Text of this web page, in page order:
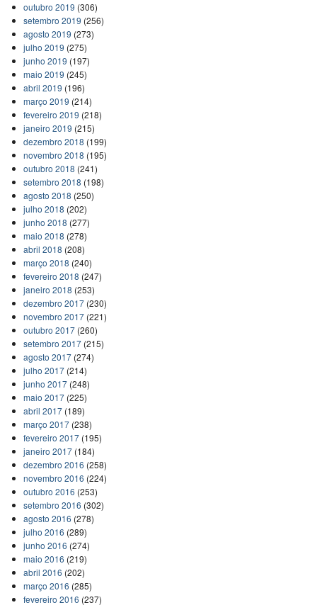
outubro 2019 (306)
setembro 2019 (256)
agosto 2019 (273)
julho 2019 (275)
junho 2019 (197)
maio 2019 (245)
abril 2019 (196)
março 2019 (214)
fevereiro 2019 (218)
janeiro 2019 (215)
dezembro 2018 (199)
novembro 2018 (195)
outubro 2018 (241)
setembro 2018 (198)
agosto 2018 (250)
julho 2018 (202)
junho 2018 (277)
maio 2018 (278)
abril 2018 (208)
março 2018 (240)
fevereiro 2018 (247)
janeiro 2018 (253)
dezembro 2017(230)
novembro 2017(221)
outubro 2017(260)
setembro 2017(215)
agosto 2017(274)
julho 2017(214)
junho 2017(248)
maio 2017(225)
abril 2017(189)
março 2017(238)
fevereiro 2017(195)
janeiro 2017(184)
dezembro 2016 (258)
novembro 2016 (224)
outubro 2016 (253)
setembro 2016 (302)
agosto 2016 (278)
julho 2016 (289)
junho 2016 (274)
maio 2016 (219)
abril 2016 (202)
março 2016 (285)
fevereiro 2016 (237)